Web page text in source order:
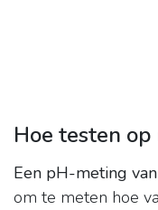
Hoe testen op
Een pH-meting
om te meten hoe